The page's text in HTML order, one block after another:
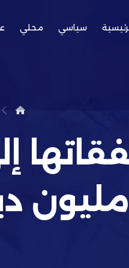
سياسي محلي
مليون